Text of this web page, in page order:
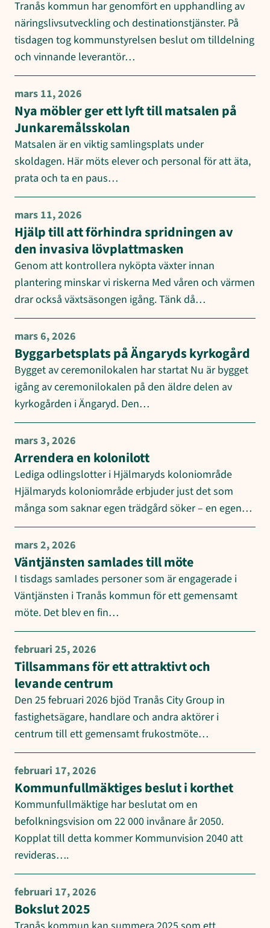
Tranås kommun har genomfört en upphandling av
näringslivsutveckling och destinationstjänster. På
tisdagen tog kommunstyrelsen beslut om tilldelning
och vinnande leverantör…
mars 11, 2026
Nya möbler ger ett lyft till matsalen på
Junkaremålsskolan
Matsalen är en viktig samlingsplats under
skoldagen. Här möts elever och personal för att äta,
prata och ta en paus…
mars 11, 2026
Hjälp till att förhindra spridningen av
den invasiva lövplattmasken
Genom att kontrollera nyköpta växter innan
plantering minskar vi riskerna Med våren och värmen
drar också växtsäsongen igång. Tänk då…
mars 6, 2026
Byggarbetsplats på Ängaryds kyrkogård
Bygget av ceremonilokalen har startat Nu är bygget
igång av ceremonilokalen på den äldre delen av
kyrkogården i Ängaryd. Den…
mars 3, 2026
Arrendera en kolonilott
Lediga odlingslotter i Hjälmaryds koloniområde
Hjälmaryds koloniområde erbjuder just det som
många som saknar egen trädgård söker – en egen…
mars 2, 2026
Väntjänsten samlades till möte
I tisdags samlades personer som är engagerade i
Väntjänsten i Tranås kommun för ett gemensamt
möte. Det blev en fin…
februari 25, 2026
Tillsammans för ett attraktivt och
levande centrum
Den 25 februari 2026 bjöd Tranås City Group in
fastighetsägare, handlare och andra aktörer i
centrum till ett gemensamt frukostmöte…
februari 17, 2026
Kommunfullmäktiges beslut i korthet
Kommunfullmäktige har beslutat om en
befolkningsvision om 22 000 invånare år 2050.
Kopplat till detta kommer Kommunvision 2040 att
revideras….
februari 17, 2026
Bokslut 2025